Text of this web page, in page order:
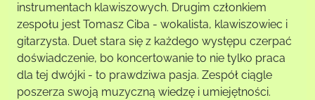
instrumentach klawiszowych. Drugim członkiem
zespołu jest Tomasz Ciba - wokalista, klawiszowiec i
gitarzysta. Duet stara się z każdego występu czerpać
doświadczenie, bo koncertowanie to nie tylko praca
dla tej dwójki - to prawdziwa pasja. Zespół ciągle
poszerza swoją muzyczną wiedzę i umiejętności.